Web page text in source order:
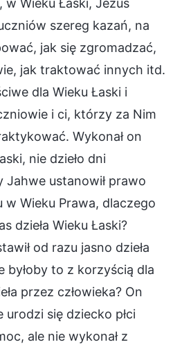
szereg kazań, na
jak się zgromadzać,
jak traktować innych itd.
dla Wieku Łaski i
i ci, którzy za Nim
Wykonał on
nie dzieło dni
ustanowił prawo
w Wieku Prawa, dlaczego
dzieła Wieku Łaski?
od razu jasno dzieła
byłoby to z korzyścią dla
przez człowieka? On
się dziecko płci
ale nie wykonał z